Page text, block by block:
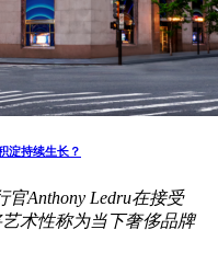
淀持续生长？
官Anthony Ledru在接受
术性称为当下奢侈品牌